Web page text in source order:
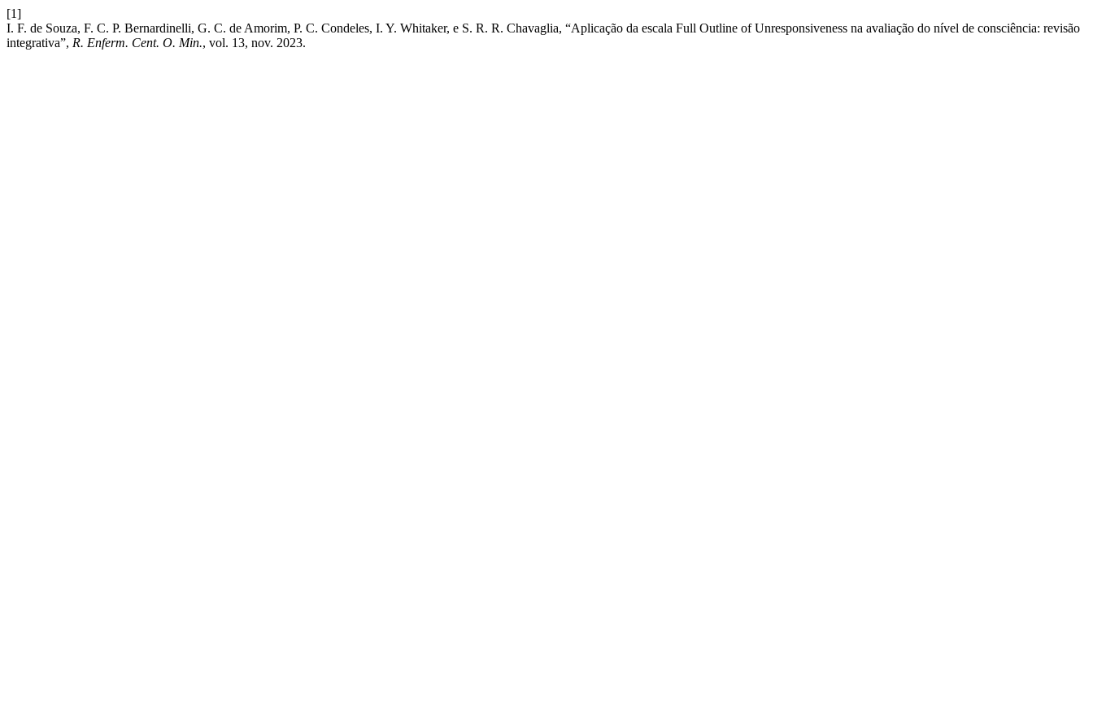
[1]
I. F. de Souza, F. C. P. Bernardinelli, G. C. de Amorim, P. C. Condeles, I. Y. Whitaker, e S. R. R. Chavaglia, “Aplicação da escala Full Outline of Unresponsiveness na avaliação do nível de consciência: revisão
integrativa”, R. Enferm. Cent. O. Min., vol. 13, nov. 2023.